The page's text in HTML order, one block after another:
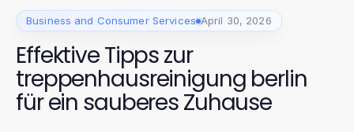
Business and Consumer Services April 30, 2026
Effektive Tipps zur
treppenhausreinigung berlin
für ein sauberes Zuhause